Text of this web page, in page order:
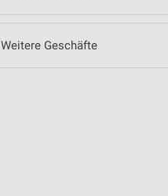
Weitere Geschäfte